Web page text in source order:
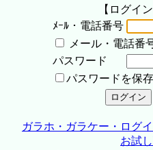
【ログイ
ﾒｰﾙ・電話番号
メール・電話番
パスワード
パスワードを保存
ガラホ・ガラケー・ログ
お試